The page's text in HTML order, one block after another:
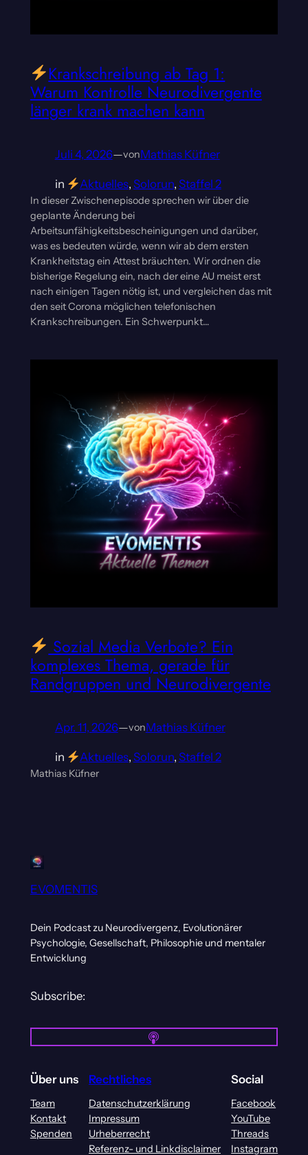
Krankschreibung ab Tag 1:
Warum Kontrolle Neurodivergente
länger krank machen kann
Juli 4, 2026—vonMathias Küfner
in Aktuelles, Solorun, Staffel 2
In dieser Zwischenepisode sprechen wir über die
geplante Änderung bei
Arbeitsunfähigkeitsbescheinigungen und darüber,
was es bedeuten würde, wenn wir ab dem ersten
Krankheitstag ein Attest bräuchten. Wir ordnen die
bisherige Regelung ein, nach der eine AU meist erst
nach einigen Tagen nötig ist, und vergleichen das mit
den seit Corona möglichen telefonischen
Krankschreibungen. Ein Schwerpunkt…
Sozial Media Verbote? Ein
komplexes Thema, gerade für
Randgruppen und Neurodivergente
Apr. 11, 2026—vonMathias Küfner
in Aktuelles, Solorun, Staffel 2
Mathias Küfner
EVOMENTIS
Dein Podcast zu Neurodivergenz, Evolutionärer
Psychologie, Gesellschaft, Philosophie und mentaler
Entwicklung
Subscribe:
Über uns
Team
Kontakt
Spenden
Rechtliches
Datenschutzerklärung
Impressum
Urheberrecht
Referenz- und Linkdisclaimer
Social
Facebook
YouTube
Threads
Instagram